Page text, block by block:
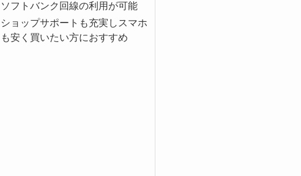
ソフトバンク回線の利用が可能
ショップサポートも充実しスマホ
も安く買いたい方におすすめ